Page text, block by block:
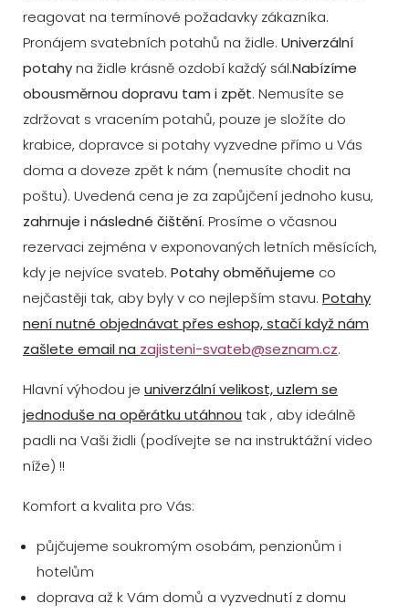
reagovat na termínové požadavky zákazníka.
Pronájem svatebních potahů na židle. Univerzální
potahyna židle krásně ozdobí každý sál.Nabízíme
obousměrnou dopravu tam i zpět. Nemusíte se
zdržovat s vracením potahů, pouze je složíte do
krabice, dopravce si potahy vyzvedne přímo u Vás
doma a doveze zpět k nám (nemusíte chodit na
poštu). Uvedená cena je za zapůjčení jednoho kusu,
zahrnuje i následné čištění. Prosíme o včasnou
rezervaci zejména v exponovaných letních měsících,
kdy je nejvíce svateb. Potahy obměňujeme co
nejčastěji tak, aby byly v co nejlepším stavu. Potahy
není nutné objednávat přes eshop, stačí když nám
zašlete email na zajisteni-svateb@seznam.cz.
Hlavní výhodou je univerzální velikost, uzlem se
jednoduše na opěrátku utáhnou tak , aby ideálně
padli na Vaši židli (podívejte se na instruktážní video
níže) !!
Komfort a kvalita pro Vás:
půjčujeme soukromým osobám, penzionům i
hotelům
doprava až k Vám domů a vyzvednutí z domu